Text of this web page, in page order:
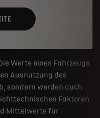
Werte eines Fahrzeugs
Ausnutzung des
sondern werden auch
Faktoren
Mittelwerte für